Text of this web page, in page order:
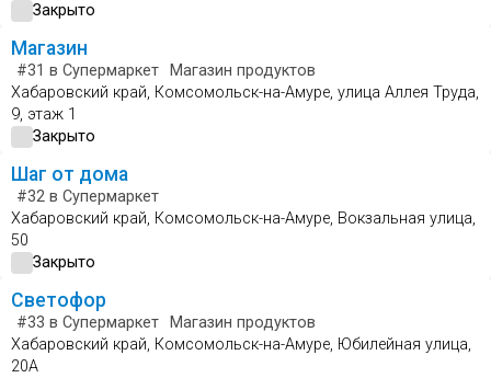
Закрыто
Магазин
#31 в Супермаркет
Магазин продуктов
Хабаровский край, Комсомольск-на-Амуре, улица Аллея Труда,
9, этаж 1
Закрыто
Шаг от дома
#32 в Супермаркет
Хабаровский край, Комсомольск-на-Амуре, Вокзальная улица,
50
Закрыто
Светофор
#33 в Супермаркет
Магазин продуктов
Хабаровский край, Комсомольск-на-Амуре, Юбилейная улица,
20А